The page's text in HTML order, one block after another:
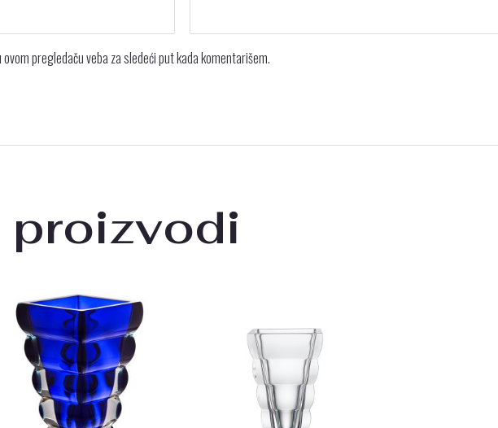
pregledaču veba za sledeći put kada komentarišem.
proizvodi